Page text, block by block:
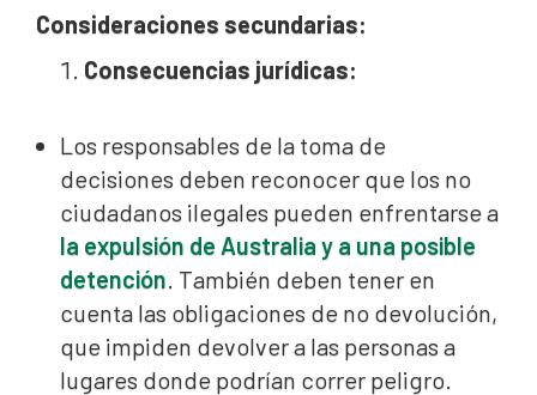
Consideraciones secundarias:
Consecuencias jurídicas:
Los responsables de la toma de
decisiones deben reconocer que los no
ciudadanos ilegales pueden enfrentarse a
la expulsión de Australia y a una posible
detención. También deben tener en
cuenta las obligaciones de no devolución,
que impiden devolver a las personas a
lugares donde podrían correr peligro.